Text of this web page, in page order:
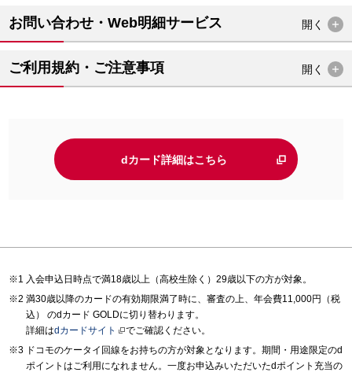
お問い合わせ・Web明細サービス 開く
ご利用規約・ご注意事項 開く
dカード詳細はこちら
入会申込日時点で満18歳以上（高校生除く）29歳以下の方が対象。
満30歳以降のカードの有効期限満了時に、審査の上、年会費11,000円（税
込） のdカード GOLDに切り替わります。
詳細はdカードサイト
でご確認ください。
ドコモのケータイ回線をお持ちの方が対象となります。期間・用途限定のd
ポイントはご利用になれません。一度お申込みいただいたdポイント充当の